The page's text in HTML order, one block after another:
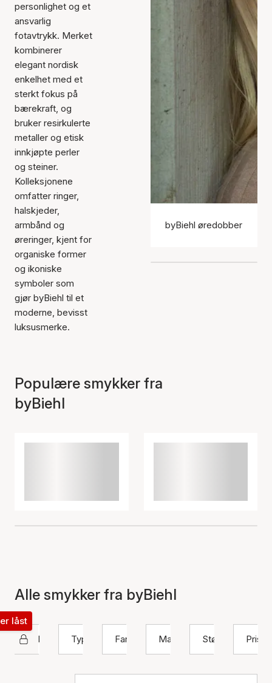
personlighet og et
ansvarlig
fotavtrykk. Merket
kombinerer
elegant nordisk
enkelhet med et
sterkt fokus på
bærekraft, og
bruker resirkulerte
metaller og etisk
innkjøpte perler
og steiner.
Kolleksjonene
omfatter ringer,
halskjeder,
armbånd og
øreringer, kjent for
organiske former
og ikoniske
symboler som
gjør byBiehl til et
moderne, bevisst
luksusmerke.
byBiehl øredobber
Populære smykker fra
byBiehl
Alle smykker fra byBiehl
byBiehl
låst
Type
Farge Materiale Størrelse Pris